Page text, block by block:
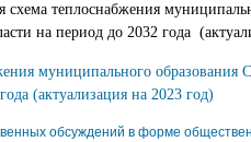
схема теплоснабжения
на период до 2032 года
муниципального образования
(актуализация на 2023 год)
обсуждений в форме